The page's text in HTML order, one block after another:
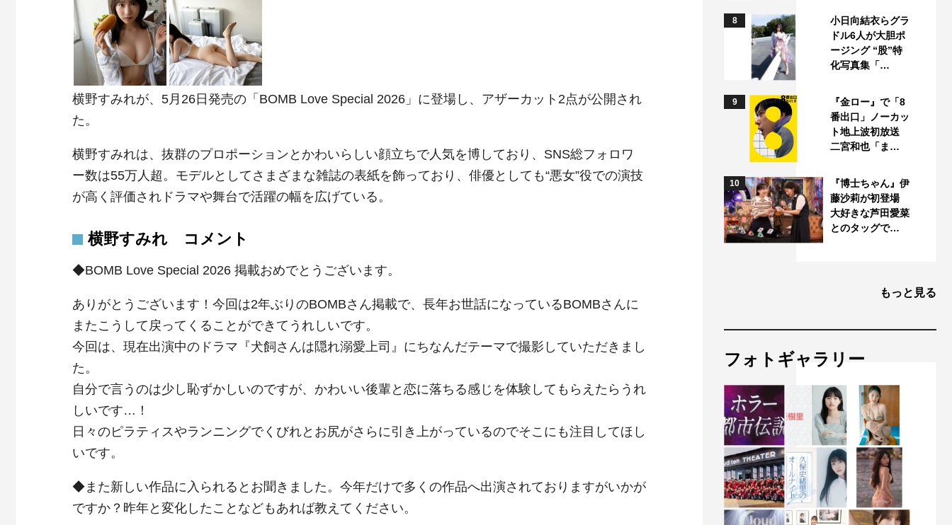
横野すみれが、5月26日発売の「BOMB Love Special 2026」に登場し、アザーカット2点が公開され
た。
横野すみれは、抜群のプロポーションとかわいらしい顔立ちで人気を博しており、SNS総フォロワ
ー数は55万人超。モデルとしてさまざまな雑誌の表紙を飾っており、俳優としても“悪女”役での演技
が高く評価されドラマや舞台で活躍の幅を広げている。
横野すみれ コメント
◆BOMB Love Special 2026 掲載おめでとうございます。
ありがとうございます！今回は2年ぶりのBOMBさん掲載で、長年お世話になっているBOMBさんに
またこうして戻ってくることができてうれしいです。
今回は、現在出演中のドラマ『犬飼さんは隠れ溺愛上司』にちなんだテーマで撮影していただきまし
た。
自分で言うのは少し恥ずかしいのですが、かわいい後輩と恋に落ちる感じを体験してもらえたらうれ
しいです…！
日々のピラティスやランニングでくびれとお尻がさらに引き上がっているのでそこにも注目してほし
いです。
◆また新しい作品に入られるとお聞きました。今年だけで多くの作品へ出演されておりますがいかが
ですか？昨年と変化したことなどもあれば教えてください。
8
小日向結衣らグラ
ドル6人が大胆ポ
ージング “股”特
化写真集「…
9
『金ロー』で「8
番出口」ノーカッ
ト地上波初放送
二宮和也「ま…
10
『博士ちゃん』伊
藤沙莉が初登場
大好きな芦田愛菜
とのタッグで…
もっと見る
フォトギャラリー